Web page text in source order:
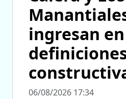
ingresan
06/08/2026 17:34